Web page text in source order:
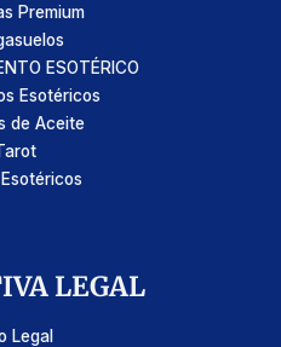
Premium
ESOTÉRICO
Esotéricos
de Aceite
LEGAL
Legal